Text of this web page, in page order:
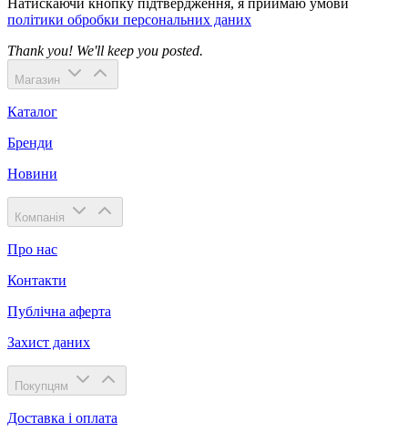
політики обробки персональних даних
Thank you! We'll keep you posted.
Магазин
Каталог
Бренди
Новини
Компанія
Про нас
Контакти
Публічна аферта
Захист даних
Покупцям
Доставка і оплата